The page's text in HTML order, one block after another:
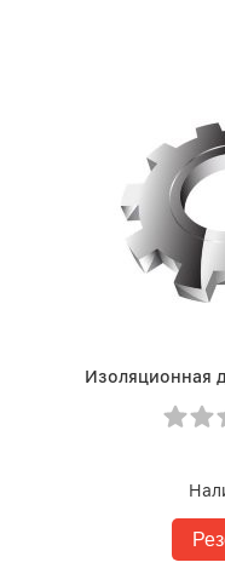
Изоляционная